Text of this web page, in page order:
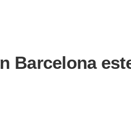
Barcelona